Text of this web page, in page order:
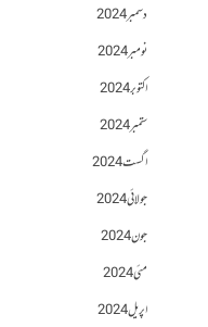
دسمبر 2024
نومبر 2024
اکتوبر 2024
ستمبر 2024
اگست 2024
جولائی 2024
جون 2024
مئی 2024
اپریل 2024